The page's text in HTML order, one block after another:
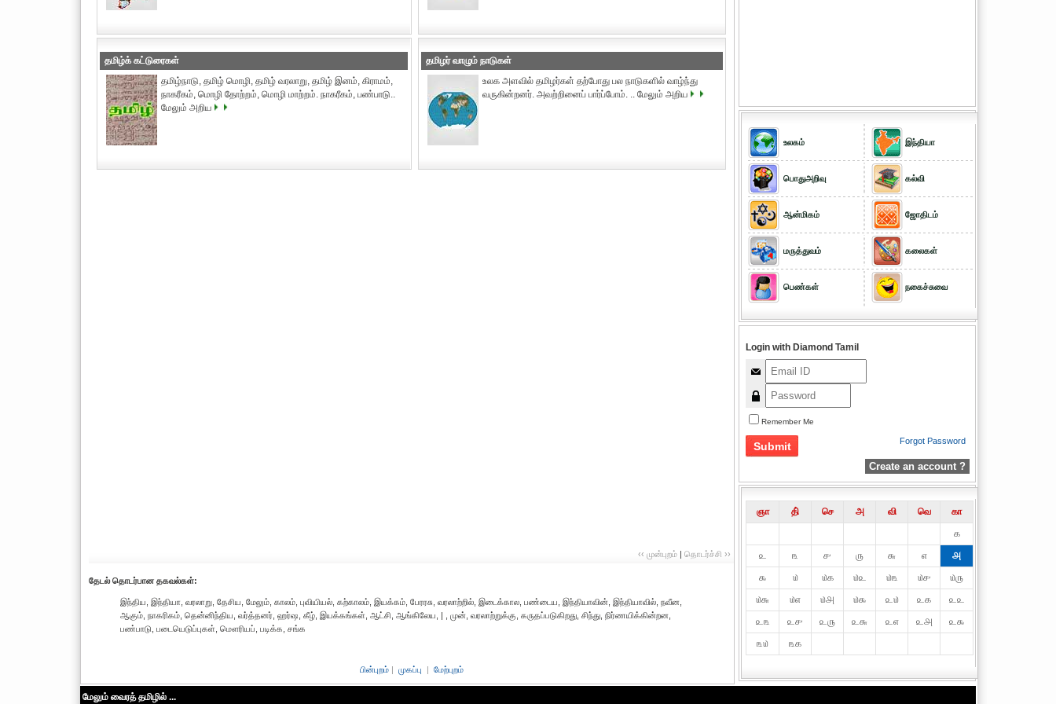
தமிழ்க் கட்டுரைகள்
தமிழ்நாடு, தமிழ் மொழி, தமிழ் வரலாறு, தமிழ் இனம், கிராமம்,
நாகரீகம், மொழி தோற்றம், மொழி மாற்றம். நாகரீகம், பண்பாடு..
மேலும் அறிய
தமிழர் வாழும் நாடுகள்
உலக அளவில் தமிழர்கள் தற்போது பல நாடுகளில் வாழ்ந்து
வருகின்றனர். அவற்றினைப் பார்ப்போம். .. மேலும் அறிய
‹‹ முன்புறம் | தொடர்ச்சி ››
தேட‌ல் தொட‌ர்பான தகவ‌ல்க‌ள்:
இந்திய, இந்தியா, வரலாறு, தேசிய, மேலும், காலம், புவியியல், கற்காலம், இயக்கம், பேரரசு, வரலாற்றில், இடைக்கால, பண்டைய, இந்தியாவின், இந்தியாவில், நவீன,
ஆகும், நாகரிகம், தென்னிந்திய, வர்த்தனர், ஹர்ஷ, கீழ், இயக்கங்கள், ஆட்சி, ஆங்கிலேய, | , முன், வரலாற்றுக்கு, கருதப்படுகிறது, சிந்து, நிர்ணயிக்கின்றன,
பண்பாடு, படையெடுப்புகள், மௌரியப், படிக்க, சங்க
பின்புறம் | முகப்பு | மேற்புறம்
உலகம்
பொதுஅறிவு
ஆன்மிகம்
மருத்துவம்
பெண்கள்
இந்தியா
கல்வி
ஜோதிடம்
கலைகள்
நகைச்சுவை
Login with Diamond Tamil
Remember Me
Forgot Password
Create an account ?
ஞா தி் செ அ வி வெ
கா
௧
௨
௩ ௪ ௫ ௬ ௭
௮
௯
௰ ௰௧ ௰௨ ௰௩ ௰௪
௰௫
௰௬
௰௭ ௰௮ ௰௯ ௨௰ ௨௧
௨௨
௨௩
௨௪ ௨௫ ௨௬ ௨௭ ௨௮
௨௯
௩௰
௩௧
மேலும் வைரத் தமிழில் ...